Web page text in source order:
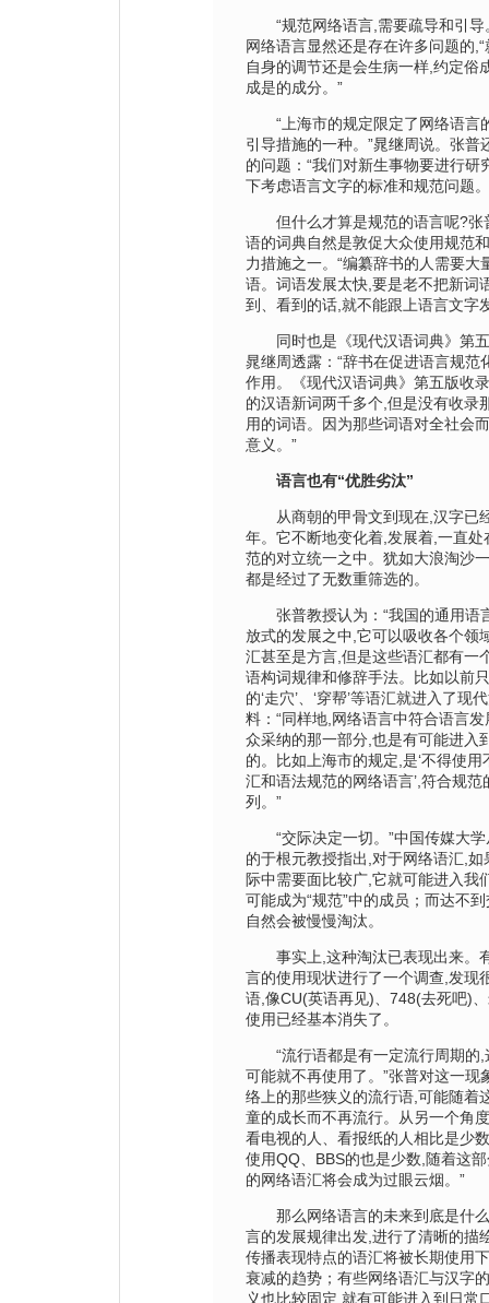
“规范网络语言,需要疏导和引导
网络语言显然还是存在许多问题的
自身的调节还是会生病一样,约定俗
成是的成分。”
“上海市的规定限定了网络语言
引导措施的一种。”晁继周说。张普
的问题：“我们对新生事物要进行研
下考虑语言文字的标准和规范问题
但什么才算是规范的语言呢?张
语的词典自然是敦促大众使用规范
力措施之一。“编纂辞书的人需要大
语。词语发展太快,要是老不把新词
到、看到的话,就不能跟上语言文字
同时也是《现代汉语词典》第五
晁继周透露：“辞书在促进语言规范
作用。《现代汉语词典》第五版收
的汉语新词两千多个,但是没有收录
用的词语。因为那些词语对全社会
意义。”
语言也有“优胜劣汰”
从商朝的甲骨文到现在,汉字已
年。它不断地变化着,发展着,一直处
范的对立统一之中。犹如大浪淘沙
都是经过了无数重筛选的。
张普教授认为：“我国的通用语
放式的发展之中,它可以吸收各个领
汇甚至是方言,但是这些语汇都有
语构词规律和修辞手法。比如以前
的‘走穴’、‘穿帮’等语汇就进入了现
料：“同样地,网络语言中符合语言
众采纳的那一部分,也是有可能进入
的。比如上海市的规定,是‘不得使
汇和语法规范的网络语言’,符合规
列。”
“交际决定一切。”中国传媒大学
的于根元教授指出,对于网络语汇,
际中需要面比较广,它就可能进入我
可能成为“规范”中的成员；而达不
自然会被慢慢淘汰。
事实上,这种淘汰已表现出来。
言的使用现状进行了一个调查,发现
语,像CU(英语再见)、748(去死吧)
使用已经基本消失了。
“流行语都是有一定流行周期的,
可能就不再使用了。”张普对这一现
络上的那些狭义的流行语,可能随着
童的成长而不再流行。从另一个角
看电视的人、看报纸的人相比是少
使用QQ、BBS的也是少数,随着这
的网络语汇将会成为过眼云烟。”
那么网络语言的未来到底是什么
言的发展规律出发,进行了清晰的描
传播表现特点的语汇将被长期使用
衰减的趋势；有些网络语汇与汉字
义也比较固定,就有可能进入到日常